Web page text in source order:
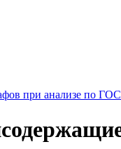
при анализе по